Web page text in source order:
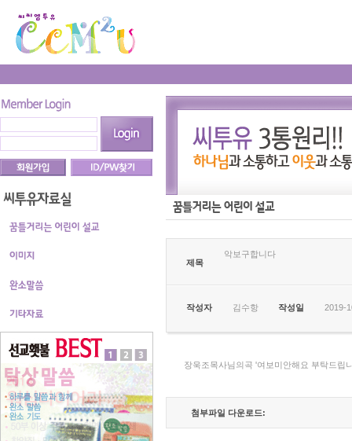
제목
악보구합니다
작성자 김수항 작성일 2019-
장욱조목사님의곡 '여보미안해요 부탁드립
첨부파일 다운로드: